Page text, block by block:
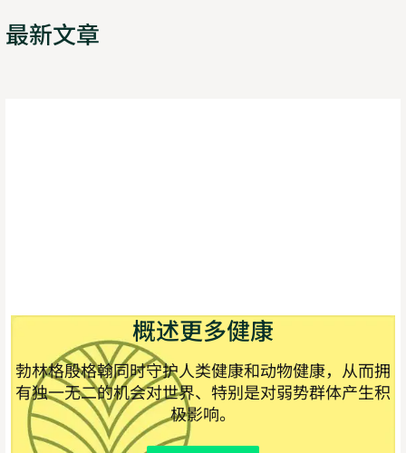
最新文章
概述更多健康
勃林格殷格翰同时守护人类健康和动物健康，从而拥
有独一无二的机会对世界、特别是对弱势群体产生积
极影响。